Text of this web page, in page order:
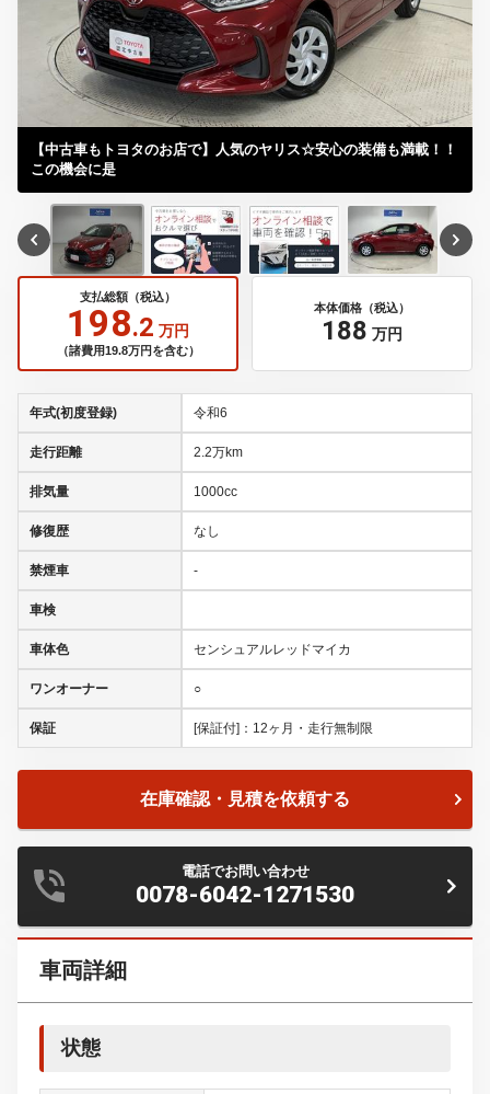
【中古車もトヨタのお店で】人気のヤリス☆安心の装備も満載！！
この機会に是
支払総額（税込）
198.2 万円
（諸費用19.8万円を含む）
本体価格（税込）
188 万円
年式(初度登録) 令和6
走行距離 2.2万km
排気量 1000cc
修復歴 なし
禁煙車 -
車検
車体色 センシュアルレッドマイカ
ワンオーナー ○
保証 [保証付]：12ヶ月・走行無制限
在庫確認・見積を依頼する
電話でお問い合わせ
0078-6042-1271530
車両詳細
状態